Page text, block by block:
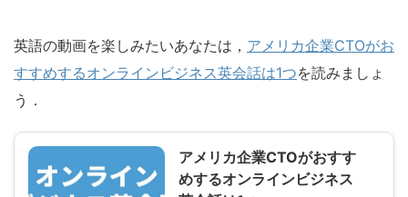
英語の動画を楽しみたいあなたは， アメリカ企業CTOがお
すすめするオンラインビジネス英会話は1つを読みましょ
う．
アメリカ企業CTOがおすす
めするオンラインビジネス